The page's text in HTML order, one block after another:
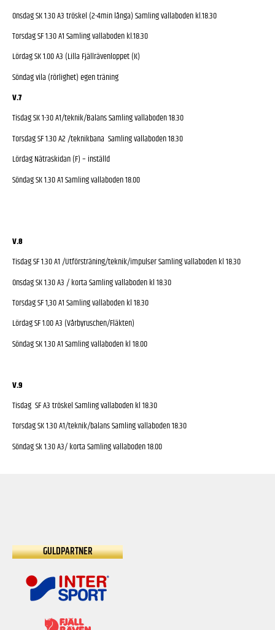
Onsdag SK 1.30 A3 tröskel (2-4min långa) Samling vallaboden kl.18.30
Torsdag SF 1.30 A1 Samling vallaboden kl.18.30
Lördag SK 1.00 A3 (Lilla Fjällrävenloppet (K)
Söndag vila (rörlighet) egen träning
V.7
Tisdag SK 1-30 A1/teknik/Balans Samling vallaboden 18.30
Torsdag SF 1.30 A2 /teknikbana Samling vallaboden 18.30
Lördag Nätraskidan (F) – inställd
Söndag SK 1.30 A1 Samling vallaboden 18.00
V.8
Tisdag SF 1.30 A1 /Utförsträning/teknik/impulser Samling vallaboden kl 18.30
Onsdag SK 1.30 A3 / korta Samling vallaboden kl 18.30
Torsdag SF 1,30 A1 Samling vallaboden kl 18.30
Lördag SF 1.00 A3 (Vårbyruschen/Fläkten)
Söndag SK 1.30 A1 Samling vallaboden kl 18.00
V.9
Tisdag SF A3 tröskel Samling vallaboden kl 18.30
Torsdag SK 1.30 A1/teknik/balans Samling vallaboden 18.30
Söndag Sk 1.30 A3/ korta Samling vallaboden 18.00
GULDPARTNER